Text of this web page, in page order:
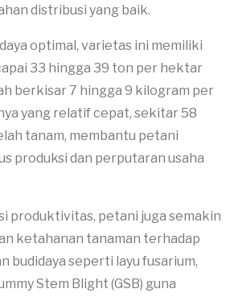
distribusi yang baik.
optimal, varietas ini memiliki
33 hingga 39 ton per hektar
berkisar 7 hingga 9 kilogram per
yang relatif cepat, sekitar 58
tanam, membantu petani
produksi dan perputaran usaha
produktivitas, petani juga semakin
ketahanan tanaman terhadap
budidaya seperti layu fusarium,
Stem Blight (GSB) guna